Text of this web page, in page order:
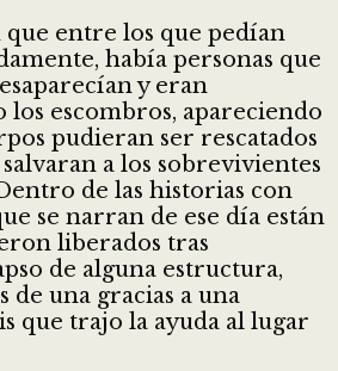
entre los que pedían
había personas que
y eran
los escombros, apareciendo
pudieran ser rescatados
a los sobrevivientes
de las historias con
se narran de ese día están
liberados tras
de alguna estructura,
de una gracias a una
que trajo la ayuda al lugar